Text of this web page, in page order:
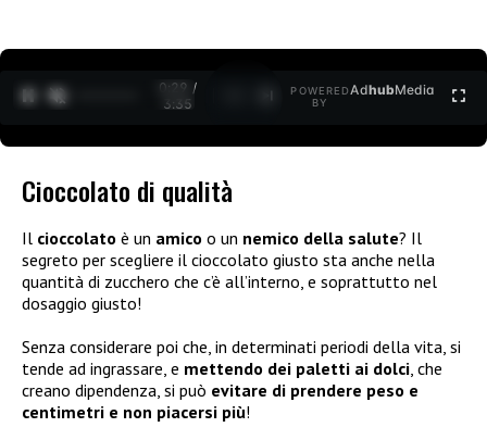
0:30 /
3:35
POWERED
BY
AdhubMedia
Cioccolato di qualità
Il cioccolato è un amico o un nemico della salute? Il
segreto per scegliere il cioccolato giusto sta anche nella
quantità di zucchero che c’è all’interno, e soprattutto nel
dosaggio giusto!
Senza considerare poi che, in determinati periodi della vita, si
tende ad ingrassare, e mettendo dei paletti ai dolci, che
creano dipendenza, si può evitare di prendere peso e
centimetri e non piacersi più!